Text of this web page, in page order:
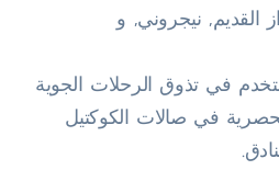
القديم, نيجروني, و
في تذوق الرحلات الجوية
في صالات الكوكتيل